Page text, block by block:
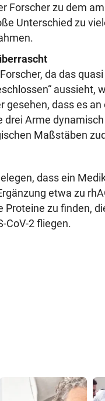
Forscher zu dem
Unterschied zu
da das
aussieht,
gesehen, dass es an
Arme dynamisch
Maßstäben
dass ein
etwa zu
Proteine zu finden,
CoV-2 fliegen.